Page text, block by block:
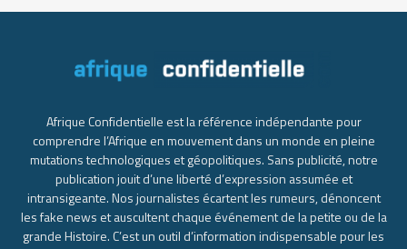
Afrique Confidentielle est la référence indépendante pour
comprendre l’Afrique en mouvement dans un monde en pleine
mutations technologiques et géopolitiques. Sans publicité, notre
publication jouit d’une liberté d’expression assumée et
intransigeante. Nos journalistes écartent les rumeurs, dénoncent
les fake news et auscultent chaque événement de la petite ou de la
grande Histoire. C’est un outil d’information indispensable pour les